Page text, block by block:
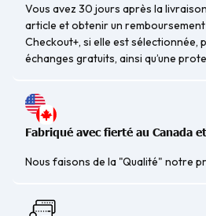
Vous avez 30 jours après la
article et obtenir un remboursement
Checkout+, si elle est sélectionnée,
échanges gratuits, ainsi qu’une
Fabriqué avec fierté au Canada
Nous faisons de la "Qualité" notre